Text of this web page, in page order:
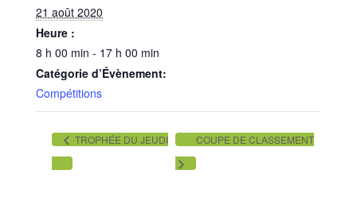
Hébergement
Tarifs
Journée
21 août 2020
Heure :
8 h 00 min - 17 h 00 min
Catégorie d’Évènement:
Compétitions
TROPHÉE DU JEUDI COUPE DE CLASSEMENT